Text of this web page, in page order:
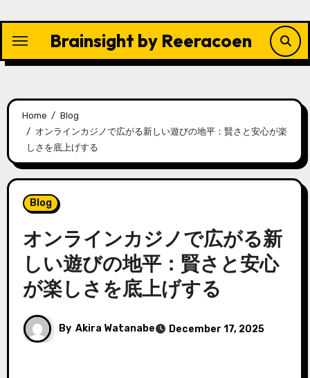
content
Brainsight by Reeracoen
Home
Blog
オンラインカジノで広がる新しい遊びの地平：賢さと安心が楽
しさを底上げする
Blog
オンラインカジノで広がる新
しい遊びの地平：賢さと安心
が楽しさを底上げする
By Akira Watanabe December 17, 2025